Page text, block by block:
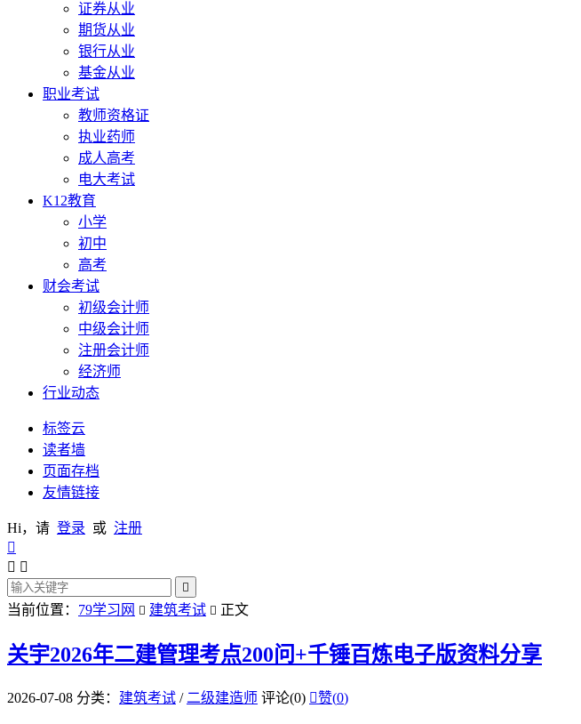
证券从业
期货从业
银行从业
基金从业
职业考试
教师资格证
执业药师
成人高考
电大考试
K12教育
小学
初中
高考
财会考试
初级会计师
中级会计师
注册会计师
经济师
行业动态
标签云
读者墙
页面存档
友情链接
Hi，请 登录 或 注册

 

当前位置： 79学习网  建筑考试  正文
关宇2026年二建管理考点200问+千锤百炼电子版资料分享
2026-07-08 分类： 建筑考试 / 二级建造师 评论(0) 赞(0)